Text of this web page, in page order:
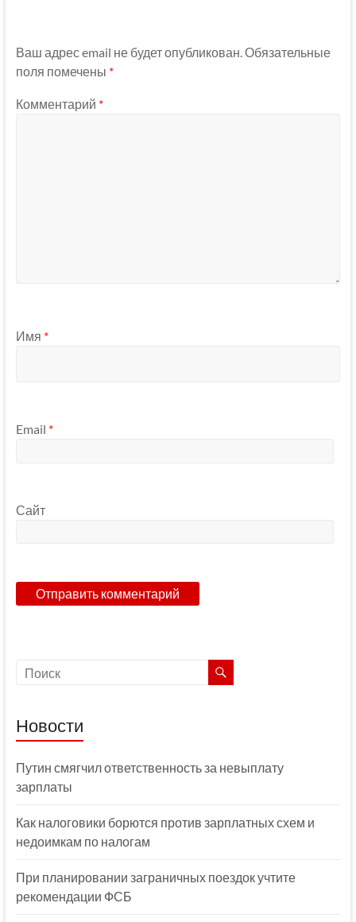
Ваш адрес email не будет опубликован. Обязательные
поля помечены *
Комментарий *
Имя *
Email *
Сайт
Новости
Путин смягчил ответственность за невыплату
зарплаты
Как налоговики борются против зарплатных схем и
недоимкам по налогам
При планировании заграничных поездок учтите
рекомендации ФСБ